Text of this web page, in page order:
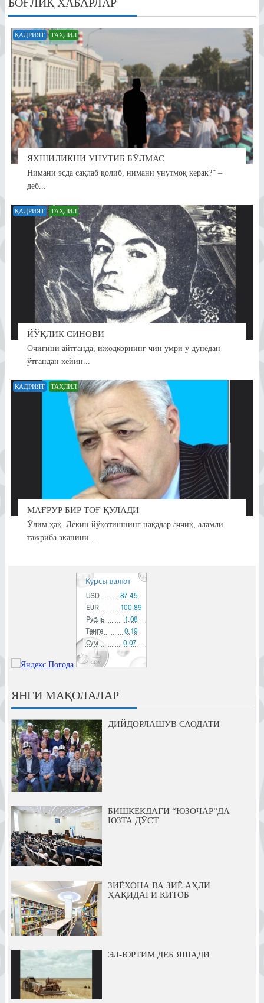
ҚАДРИЯТ ТАҲЛИЛ
ЯХШИЛИКНИ УНУТИБ БЎЛМАС
Нимани эсда сақлаб қолиб, нимани унутмоқ керак?” –
деб...
ҚАДРИЯТ ТАҲЛИЛ
ЙЎҚЛИК СИНОВИ
Очиғини айтганда, ижодкорнинг чин умри у дунёдан
ўтгандан кейин...
ҚАДРИЯТ ТАҲЛИЛ
МАҒРУР БИР ТОҒ ҚУЛАДИ
Ўлим ҳақ. Лекин йўқотишнинг нақадар аччиқ, аламли
тажриба эканини...
ЯНГИ МАҚОЛАЛАР
ДИЙДОРЛАШУВ САОДАТИ
БИШКЕКДАГИ “ЮЗОЧАР”ДА
ЮЗТА ДЎСТ
ЗИЁХОНА ВА ЗИЁ АҲЛИ
ҲАҚИДАГИ КИТОБ
ЭЛ-ЮРТИМ ДЕБ ЯШАДИ